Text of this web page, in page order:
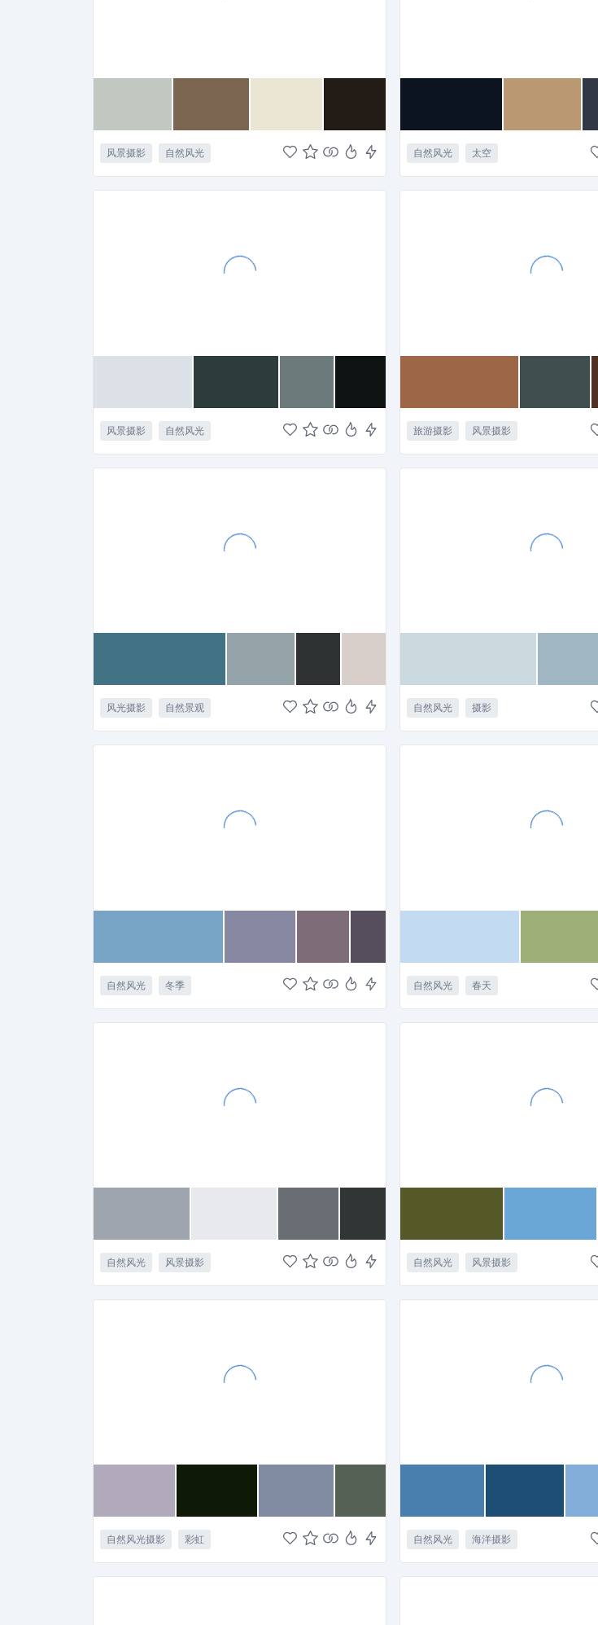
风景摄影 自然风光 自然风光 太空
风景摄影 自然风光 旅游摄影 风景摄影
风光摄影 自然景观 自然风光 摄影
自然风光 冬季 自然风光 春天
自然风光 风景摄影 自然风光 风景摄影
自然风光摄影 彩虹 自然风光 海洋摄影